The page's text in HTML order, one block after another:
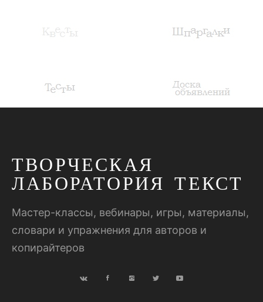
ТВОРЧЕСКАЯ
ЛАБОРАТОРИЯ ТЕКСТ
Мастер-классы, вебинары, игры, материалы,
словари и упражнения для авторов и
копирайтеров